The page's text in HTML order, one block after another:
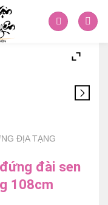
ĐỊA TẠNG
đài sen
108cm